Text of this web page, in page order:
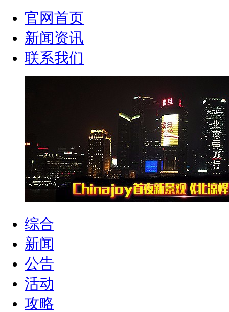
官网首页
新闻资讯
联系我们
综合
新闻
公告
活动
攻略